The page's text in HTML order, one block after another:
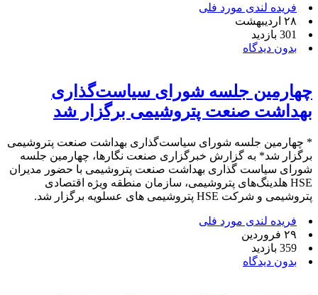
فریده لندی مورد فلی
۲۸ اردیبهشت
301 بازدید
بدون دیدگاه
چهارمین جلسه شورای سیاست‌گذاری
بهداشت صنعت پتروشیمی برگزار شد
* چهارمین جلسه شورای سیاست‌گذاری بهداشت صنعت پتروشیمی
برگزار شد* به گزارش خبرگزاری صنعت نگارها، چهارمین جلسه
شورای سیاست گذاری بهداشت صنعت پتروشیمی با حضور مدیران
HSE هلدینگ‌های پتروشیمی، سازمان منطقه ویژه اقتصادی
پتروشیمی و شرکت HSE پتروشیمی‌ های عسلویه برگزار شد.
فریده لندی مورد فلی
۲۹ فروردین
359 بازدید
بدون دیدگاه